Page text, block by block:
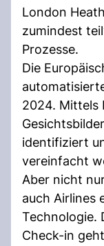
London
zumindest
Prozesse.
Die
2024. Mittels
identifiziert
vereinfacht
Aber nicht
auch Airlines
Technologie.
Check-in